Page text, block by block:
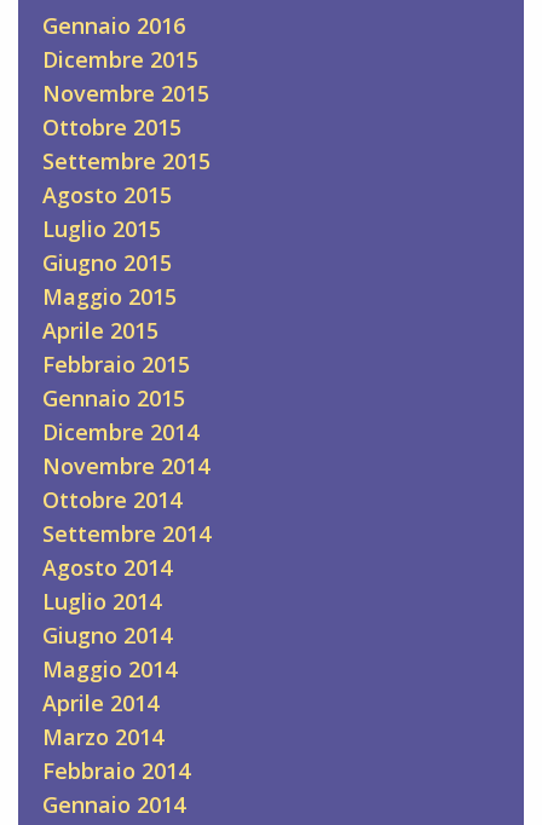
Gennaio 2016
Dicembre 2015
Novembre 2015
Ottobre 2015
Settembre 2015
Agosto 2015
Luglio 2015
Giugno 2015
Maggio 2015
Aprile 2015
Febbraio 2015
Gennaio 2015
Dicembre 2014
Novembre 2014
Ottobre 2014
Settembre 2014
Agosto 2014
Luglio 2014
Giugno 2014
Maggio 2014
Aprile 2014
Marzo 2014
Febbraio 2014
Gennaio 2014